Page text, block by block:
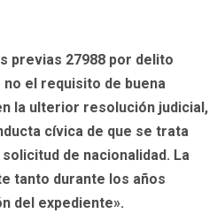
previas 27988 por delito
el requisito de buena
la ulterior resolución judicial,
cívica de que se trata
de nacionalidad. La
tanto durante los años
del expediente».